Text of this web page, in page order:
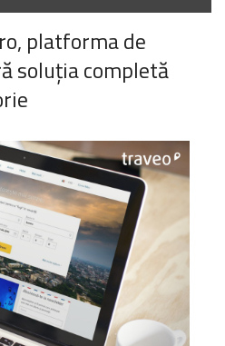
platforma de
soluția completă